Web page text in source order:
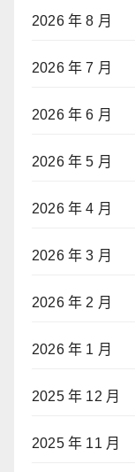
2026 年 8 月
2026 年 7 月
2026 年 6 月
2026 年 5 月
2026 年 4 月
2026 年 3 月
2026 年 2 月
2026 年 1 月
2025 年 12 月
2025 年 11 月